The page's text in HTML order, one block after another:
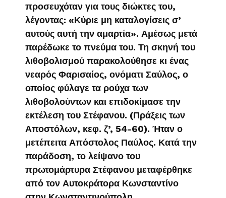
προσευχόταν για τους διώκτες του,
λέγοντας: «Κύριε μη καταλογίσεις σ’
αυτούς αυτή την αμαρτία». Αμέσως μετά
παρέδωκε το πνεύμα του. Τη σκηνή του
λιθοβολισμού παρακολούθησε κι ένας
νεαρός Φαρισαίος, ονόματι Σαύλος, ο
οποίος φύλαγε τα ρούχα των
λιθοβολούντων και επιδοκίμασε την
εκτέλεση του Στέφανου. (Πράξεις των
Αποστόλων, κεφ. ζ’, 54-60). Ήταν ο
μετέπειτα Απόστολος Παύλος. Κατά την
παράδοση, το λείψανο του
πρωτομάρτυρα Στέφανου μεταφέρθηκε
από τον Αυτοκράτορα Κωνσταντίνο